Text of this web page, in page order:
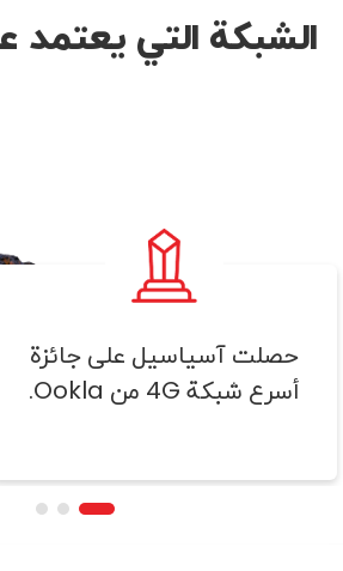
الشبکة التي یعتمد
حصلت آسياسيل على جائزة
أسرع شبكة 4G من Ookla.